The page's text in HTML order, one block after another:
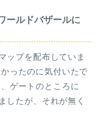
ールドバザールに
ップを配布していま
ったのに気付いたで
ゲートのところに
したが、それが無く